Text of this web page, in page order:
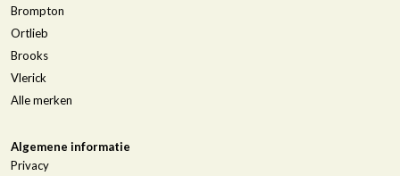
Brompton
Ortlieb
Brooks
Vlerick
Alle merken
Algemene informatie
Privacy